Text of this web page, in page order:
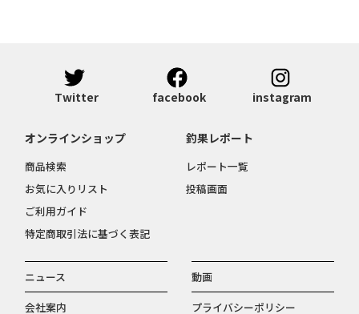
Twitter facebook instagram
ニュース
動画
会社案内
プライバシーポリシー
オンラインショップ
商品検索
お気に入りリスト
ご利用ガイド
特定商取引法に基づく表記
釣果レポート
レポート一覧
投稿画面